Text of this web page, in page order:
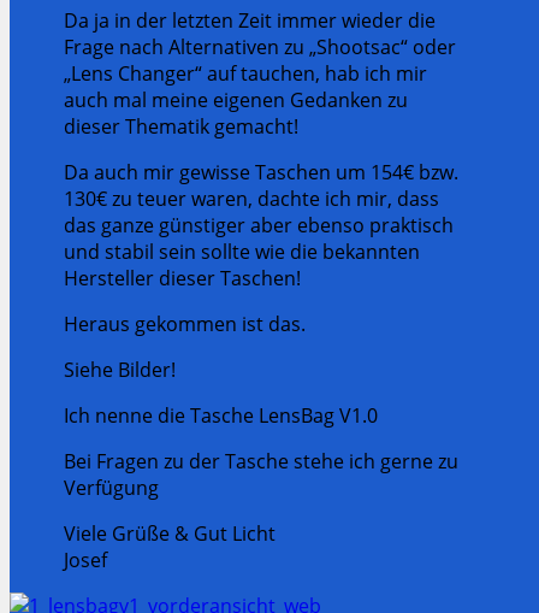
Da ja in der letzten Zeit immer wieder die
Frage nach Alternativen zu „Shootsac“ oder
„Lens Changer“ auf tauchen, hab ich mir
auch mal meine eigenen Gedanken zu
dieser Thematik gemacht!
Da auch mir gewisse Taschen um 154€ bzw.
130€ zu teuer waren, dachte ich mir, dass
das ganze günstiger aber ebenso praktisch
und stabil sein sollte wie die bekannten
Hersteller dieser Taschen!
Heraus gekommen ist das.
Siehe Bilder!
Ich nenne die Tasche LensBag V1.0
Bei Fragen zu der Tasche stehe ich gerne zu
Verfügung
Viele Grüße & Gut Licht
Josef